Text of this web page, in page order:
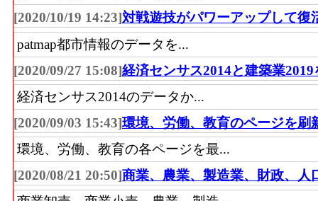
[2020/10/19 14:23]対戦遊技がパワーアップして復
patmap都市情報のデータを...
[2020/09/27 15:08]経済センサス2014と建築業2019
経済センサス2014のデータか...
[2020/09/03 15:43]環境、労働、教育のページを刷
環境、労働、教育の各ページを最...
[2020/08/21 20:50]商業、農業、製造業、財政、人